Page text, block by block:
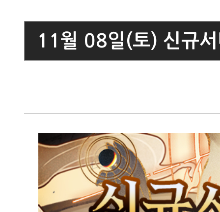
11월 08일(토) 신규서